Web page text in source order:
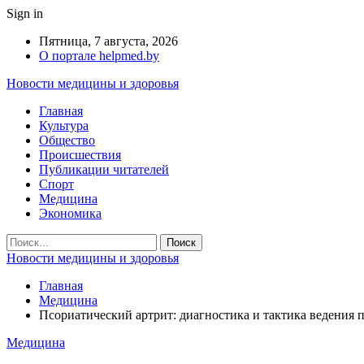
Sign in
Пятница, 7 августа, 2026
О портале helpmed.by
Новости медицины и здоровья
Главная
Культура
Общество
Происшествия
Публикации читателей
Спорт
Медицина
Экономика
Новости медицины и здоровья
Главная
Медицина
Псориатический артрит: диагностика и тактика ведения
Медицина